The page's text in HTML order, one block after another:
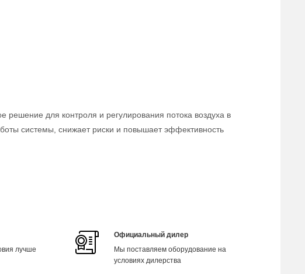
для контроля и регулирования потока воздуха в
системы, снижает риски и повышает эффективность
лучше
Официальный дилер
Мы поставляем оборудование на
условиях дилерства